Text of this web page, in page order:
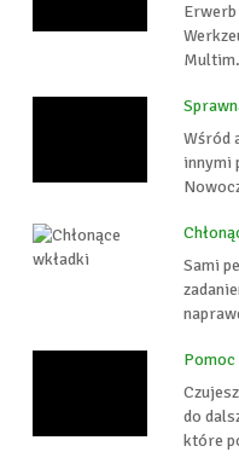
Wśród
innymi
Sami
Pomoc
do
które